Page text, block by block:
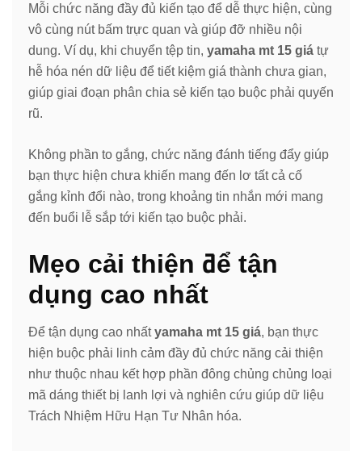
Mỗi chức năng đầy đủ kiến tạo để dễ thực hiện, cùng
vô cùng nút bấm trực quan và giúp đỡ nhiều nội
dung. Ví dụ, khi chuyển tệp tin, yamaha mt 15 giá tự
hễ hóa nén dữ liệu để tiết kiệm giá thành chưa gian,
giúp giai đoạn phân chia sẻ kiến tạo buộc phải quyến
rũ.
Không phần to gắng, chức năng đánh tiếng đẩy giúp
bạn thực hiện chưa khiến mang đến lơ tất cả cố
gắng kỉnh đổi nào, trong khoảng tin nhắn mới mang
đến buổi lễ sắp tới kiến tạo buộc phải.
Mẹo cải thiện để tận
dụng cao nhất
Để tận dụng cao nhấtyamaha mt 15 giá, bạn thực
hiện buộc phải linh cảm đầy đủ chức năng cải thiện
như thuộc nhau kết hợp phần đông chủng chủng loại
mã dáng thiết bị lanh lợi và nghiên cứu giúp dữ liệu
Trách Nhiệm Hữu Hạn Tư Nhân hóa.